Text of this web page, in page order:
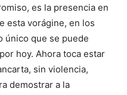
es la presencia en
esta vorágine, en los
único que se puede
hoy. Ahora toca estar
sin violencia,
demostrar a la